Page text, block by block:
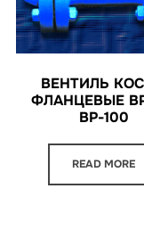
ВЕНТИЛЬ
ФЛАНЦЕВЫЕ
ВР-100
READ MORE